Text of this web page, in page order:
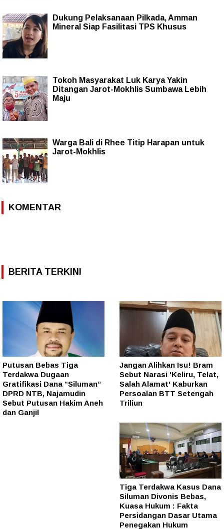
Dukung Pelaksanaan Pilkada, Amman
Mineral Siap Fasilitasi TPS Khusus
Tokoh Masyarakat Luk Karya Yakin
Ditangan Jarot-Mokhlis Sumbawa Lebih
Maju
Warga Bali di Rhee Titip Harapan untuk
Jarot-Mokhlis
KOMENTAR
BERITA TERKINI
Putusan Bebas Tiga
Terdakwa Dugaan
Gratifikasi Dana “Siluman”
DPRD NTB, Najamudin
Sebut Putusan Hakim Aneh
dan Ganjil
Jangan Alihkan Isu! Bram
Sebut Narasi 'Keliru, Telat,
Salah Alamat' Kaburkan
Persoalan BTT Setengah
Triliun
Tiga Terdakwa Kasus Dana
Siluman Divonis Bebas,
Kuasa Hukum : Fakta
Persidangan Dasar Utama
Penegakan Hukum